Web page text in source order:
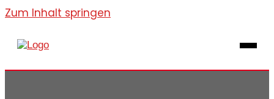
Zum Inhalt springen